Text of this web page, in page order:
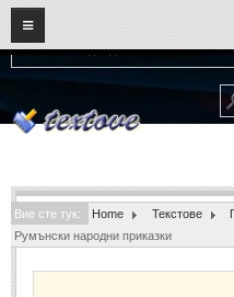
07 2026
Нови: Надежда...
НАЧАЛО
ПОТРЕБИТЕЛСКИ
Регистрация
Потребителски профил
Интелигентно търсене
Вие сте тук: Home Текстове
Румънски народни приказки